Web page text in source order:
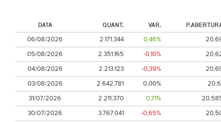
DATA QUANT. VAR.
06/08/2026
2.171.344 0,46%
05/08/2026
2.351.165 -0,10%
04/08/2026
2.213.123 -0,39%
03/08/2026
2.642.781 0,00%
31/07/2026
2.211.370 0,71%
30/07/2026
3.767.041 -0,65%